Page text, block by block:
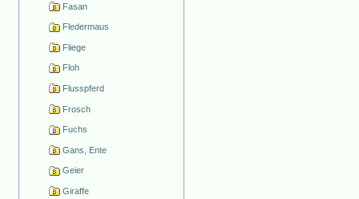
Fasan
Fledermaus
Fliege
Floh
Flusspferd
Frosch
Fuchs
Gans, Ente
Geier
Giraffe